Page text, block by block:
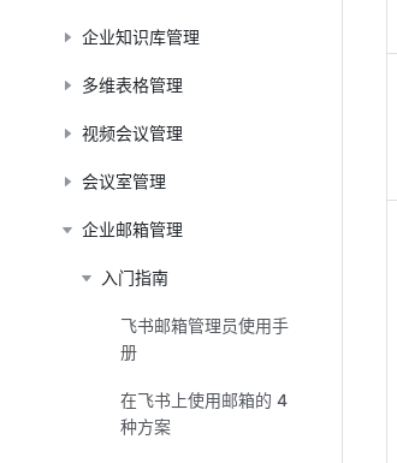
企业知识库管理
多维表格管理
视频会议管理
会议室管理
企业邮箱管理
入门指南
飞书邮箱管理员使用手
册
在飞书上使用邮箱的 4
种方案